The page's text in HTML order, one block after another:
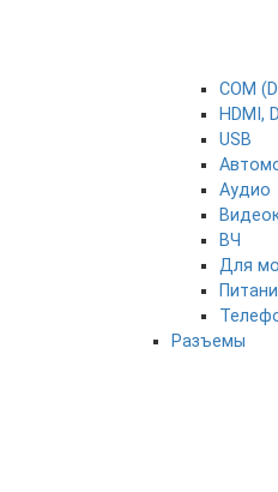
COM
HDMI,
USB
Аудио
ВЧ
Для
Разъемы